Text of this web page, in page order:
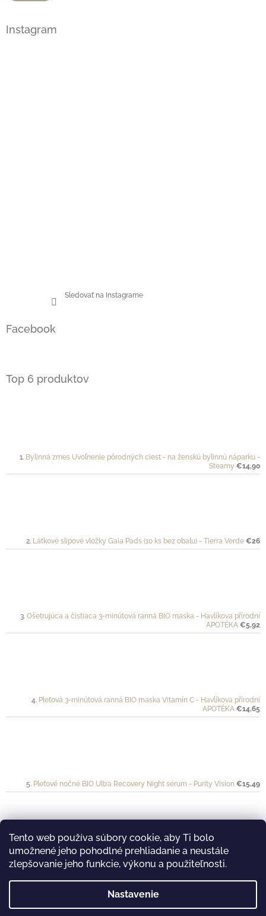
Tento web používa súbory cookie, aby Ti bolo
umožnené jeho pohodlné prehliadanie a neustále
zlepšovanie jeho funkcie, výkonu a použiteľnosti.
Nastavenie
Instagram
Sledovať na Instagrame
Facebook
Top 6 produktov
Bylinná zmes Uvoľnenie pôrodných ciest - na ženskú bylinnú náparku -
Steamy €14,90
Látkové slipové vložky Gaia Pads (10 ks bez obalu) - Tierra Verde €26
Ošetrujúca a čistiaca 3-minútová ranná BIO maska - Havlíkova přírodní
APOTÉKA €5,92
Pleťová 3-minútová ranná BIO maska Vitamín C - Havlíkova přírodní
APOTÉKA €14,65
Pleťové nočné BIO Ultra Recovery Night sérum - Purity Vision €15,49
Ochranný krém pre športovkyne a športovcov VÉLO - Mylo
࿔ Nakukni aj na náš Youtube kanál...